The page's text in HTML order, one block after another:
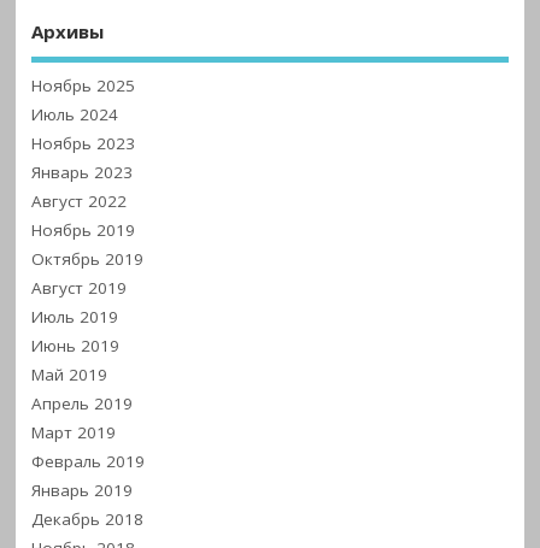
Архивы
Ноябрь 2025
Июль 2024
Ноябрь 2023
Январь 2023
Август 2022
Ноябрь 2019
Октябрь 2019
Август 2019
Июль 2019
Июнь 2019
Май 2019
Апрель 2019
Март 2019
Февраль 2019
Январь 2019
Декабрь 2018